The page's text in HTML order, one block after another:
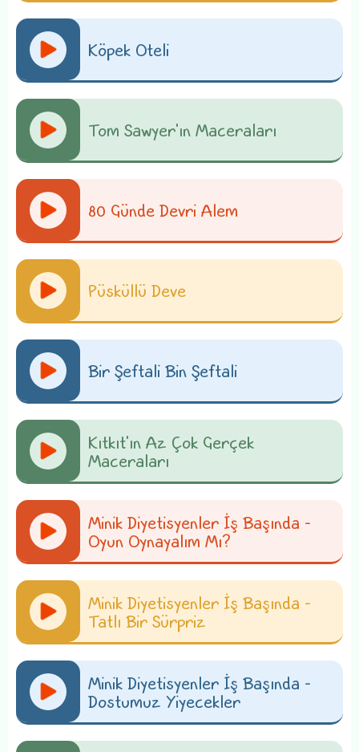
Köpek Oteli
Tom Sawyer'ın Maceraları
80 Günde Devri Alem
Püsküllü Deve
Bir Şeftali Bin Şeftali
Kıtkıt'ın Az Çok Gerçek
Maceraları
Minik Diyetisyenler İş Başında -
Oyun Oynayalım Mı?
Minik Diyetisyenler İş Başında -
Tatlı Bir Sürpriz
Minik Diyetisyenler İş Başında -
Dostumuz Yiyecekler